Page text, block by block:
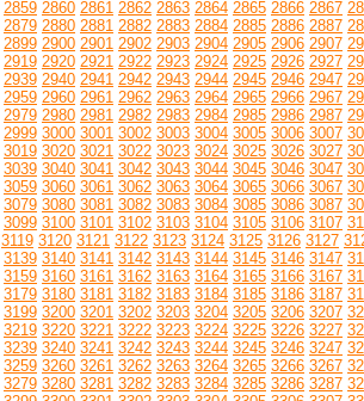
2859 2860 2861 2862 2863 2864 2865 2866 2867
2879 2880 2881 2882 2883 2884 2885 2886 2887
2899 2900 2901 2902 2903 2904 2905 2906 2907
2919 2920 2921 2922 2923 2924 2925 2926 2927
2939 2940 2941 2942 2943 2944 2945 2946 2947
2959 2960 2961 2962 2963 2964 2965 2966 2967
2979 2980 2981 2982 2983 2984 2985 2986 2987
2999 3000 3001 3002 3003 3004 3005 3006 3007
3019 3020 3021 3022 3023 3024 3025 3026 3027
3039 3040 3041 3042 3043 3044 3045 3046 3047
3059 3060 3061 3062 3063 3064 3065 3066 3067
3079 3080 3081 3082 3083 3084 3085 3086 3087
3099 3100 3101 3102 3103 3104 3105 3106 3107
3119 3120 3121 3122 3123 3124 3125 3126 3127
3139 3140 3141 3142 3143 3144 3145 3146 3147
3159 3160 3161 3162 3163 3164 3165 3166 3167
3179 3180 3181 3182 3183 3184 3185 3186 3187
3199 3200 3201 3202 3203 3204 3205 3206 3207
3219 3220 3221 3222 3223 3224 3225 3226 3227
3239 3240 3241 3242 3243 3244 3245 3246 3247
3259 3260 3261 3262 3263 3264 3265 3266 3267
3279 3280 3281 3282 3283 3284 3285 3286 3287